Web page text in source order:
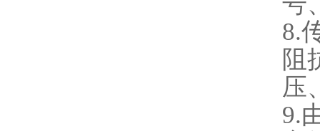
8.
阻
压
9.